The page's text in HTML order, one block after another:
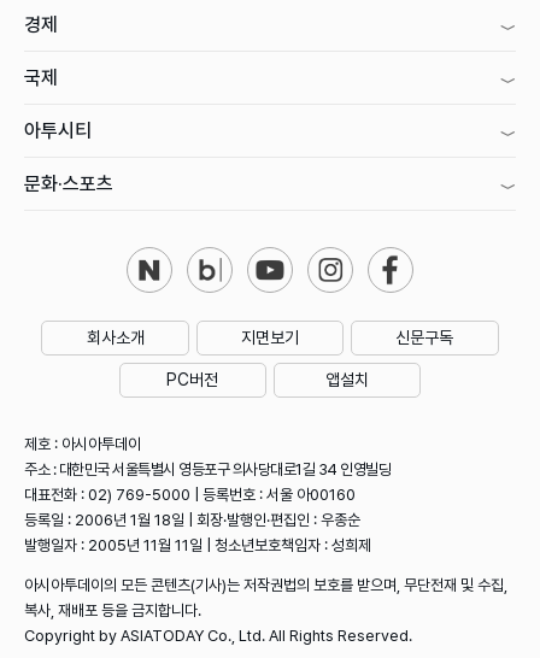
경제
국제
아투시티
문화·스포츠
회사소개 지면보기 신문구독
PC버전 앱설치
제호 : 아시아투데이
주소 : 대한민국 서울특별시 영등포구 의사당대로1길 34 인영빌딩
대표전화 : 02) 769-5000 | 등록번호 : 서울 아00160
등록일 : 2006년 1월 18일 | 회장·발행인·편집인 : 우종순
발행일자 : 2005년 11월 11일 | 청소년보호책임자 : 성희제
아시아투데이의 모든 콘텐츠(기사)는 저작권법의 보호를 받으며, 무단전재 및 수집,
복사, 재배포 등을 금지합니다.
Copyright by ASIATODAY Co., Ltd. All Rights Reserved.